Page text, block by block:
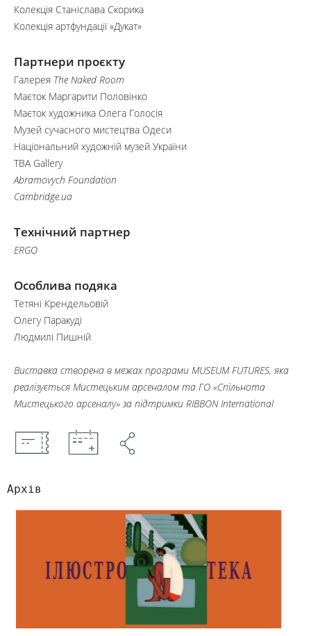
Колекція Станіслава Скорика
Колекція артфундації «Дукат»
Партнери проєкту
Галерея The Naked Room
Маєток Маргарити Половінко
Маєток художника Олега Голосія
Музей сучасного мистецтва Одеси
Національний художній музей України
TBA Gallery
Abramovуch Foundation
Cambridge.ua
Технічний партнер
ERGO
Особлива подяка
Тетяні Крендельовій
Олегу Паракуді
Людмилі Пишній
Виставка створена в межах програми MUSEUM FUTURES, яка
реалізується Мистецьким арсеналом та ГО «Спільнота
Мистецького арсеналу» за підтримки RIBBON International
Архів